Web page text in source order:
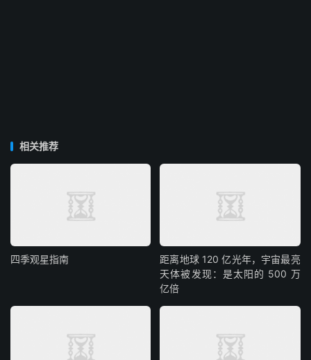
相关推荐
四季观星指南
距离地球 120 亿光年，宇宙最亮
天体被发现：是太阳的 500 万
亿倍